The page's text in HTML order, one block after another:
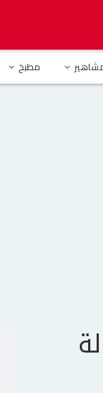
مطبخ